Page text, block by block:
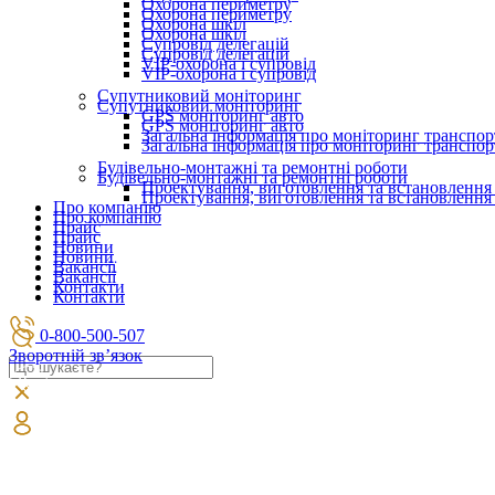
Охорона периметру
Охорона шкіл
Супровід делегацій
VIP-охорона і супровід
Супутниковий моніторинг
GPS моніторинг авто
Загальна інформація про моніторинг
Будівельно-монтажні та ремонтні роботи
Проектування, виготовлення та
Про компанію
Прайс
Новини
Вакансії
Контакти
Охорона периметру
Охорона шкіл
Супровід делегацій
VIP-охорона і супровід
Супутниковий моніторинг
GPS моніторинг авто
Загальна інформація про моніторинг
Будівельно-монтажні та ремонтні роботи
Проектування, виготовлення та встановлення
Про компанію
Прайс
Новини
Вакансії
Контакти
0-800-500-507
Зворотній зв’язок